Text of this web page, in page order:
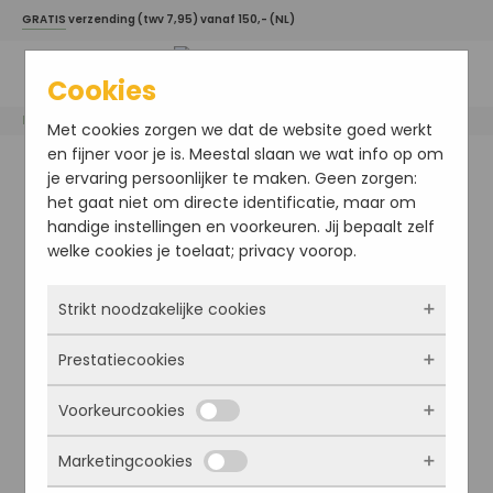
GRATIS verzending (twv 7,95) vanaf 150,- (NL)
Home / Davines haarproducten Essential Haircare / LOVE CURL Controller
Cookies
Met cookies zorgen we dat de website goed werkt
en fijner voor je is. Meestal slaan we wat info op om
je ervaring persoonlijker te maken. Geen zorgen:
het gaat niet om directe identificatie, maar om
handige instellingen en voorkeuren. Jij bepaalt zelf
welke cookies je toelaat; privacy voorop.
Strikt noodzakelijke cookies
Deze cookies zorgen ervoor dat de website
überhaupt werkt. Ze zijn dus altijd actief en
kunnen niet worden uitgezet. Meestal worden
ze alleen geplaatst als jij iets doet, zoals
inloggen, een formulier invullen of je
Prestatiecookies
Met deze cookies zien we hoe vaak onze site
bezocht wordt, waar bezoekers vandaan
komen en welke pagina’s populair zijn. Zo
Voorkeurcookies
Deze cookies onthouden jouw voorkeuren.
Marketingcookies